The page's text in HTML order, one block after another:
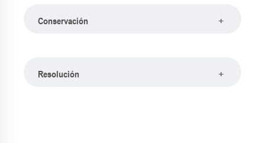
Conservación +
Resolución +